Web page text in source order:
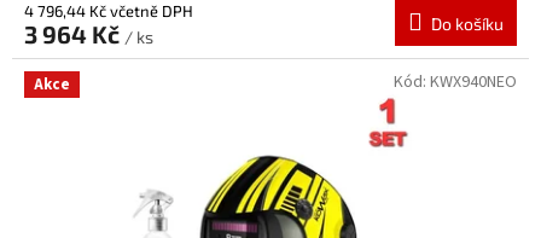
4 796,44 Kč včetně DPH
3 964 Kč / ks
Do košíku
Akce Kód: KWX940NEO